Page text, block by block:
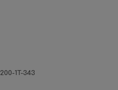
200-1T-343